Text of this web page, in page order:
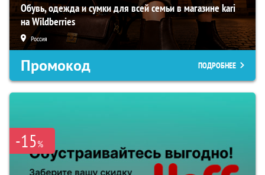
Обувь, одежда и сумки для всей семьи в магазине kari
на Wildberries
Россия
Промокод ПОДРОБНЕЕ
-15%